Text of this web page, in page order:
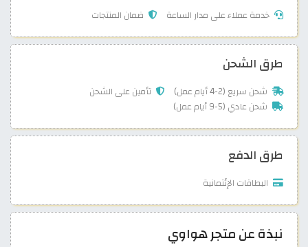
خدمة عملاء على مدار الساعة ضمان المنتجات
طرق الشحن
شحن سريع (2-4 أيام عمل)
تأمين على الشحن
شحن عادي (5-9 أيام عمل)
طرق الدفع
البطاقات الإئتمانية
نبذة عن متجر هواوي